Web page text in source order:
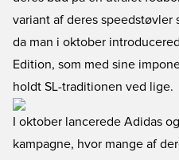
variant af deres
da man i oktober
Edition, som med sine
holdt SL-traditionen ved lige.
I oktober lancerede Adidas
kampagne, hvor mange af